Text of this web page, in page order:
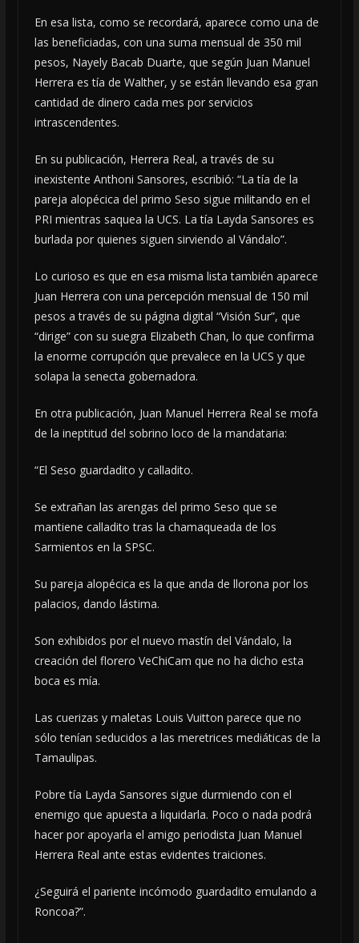
En esa lista, como se recordará, aparece como una de
las beneficiadas, con una suma mensual de 350 mil
pesos, Nayely Bacab Duarte, que según Juan Manuel
Herrera es tía de Walther, y se están llevando esa gran
cantidad de dinero cada mes por servicios
intrascendentes.
En su publicación, Herrera Real, a través de su
inexistente Anthoni Sansores, escribió: “La tía de la
pareja alopécica del primo Seso sigue militando en el
PRI mientras saquea la UCS. La tía Layda Sansores es
burlada por quienes siguen sirviendo al Vándalo”.
Lo curioso es que en esa misma lista también aparece
Juan Herrera con una percepción mensual de 150 mil
pesos a través de su página digital “Visión Sur”, que
“dirige” con su suegra Elizabeth Chan, lo que confirma
la enorme corrupción que prevalece en la UCS y que
solapa la senecta gobernadora.
En otra publicación, Juan Manuel Herrera Real se mofa
de la ineptitud del sobrino loco de la mandataria:
“El Seso guardadito y calladito.
Se extrañan las arengas del primo Seso que se
mantiene calladito tras la chamaqueada de los
Sarmientos en la SPSC.
Su pareja alopécica es la que anda de llorona por los
palacios, dando lástima.
Son exhibidos por el nuevo mastín del Vándalo, la
creación del florero VeChiCam que no ha dicho esta
boca es mía.
Las cuerizas y maletas Louis Vuitton parece que no
sólo tenían seducidos a las meretrices mediáticas de la
Tamaulipas.
Pobre tía Layda Sansores sigue durmiendo con el
enemigo que apuesta a liquidarla. Poco o nada podrá
hacer por apoyarla el amigo periodista Juan Manuel
Herrera Real ante estas evidentes traiciones.
¿Seguirá el pariente incómodo guardadito emulando a
Roncoa?”.